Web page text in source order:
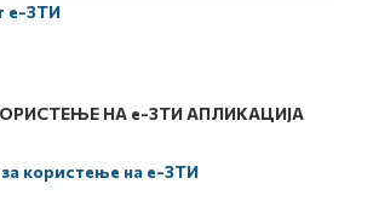
е-ЗТИ
НА e-ЗТИАПЛИКАЦИЈА
користење на е-ЗТИ